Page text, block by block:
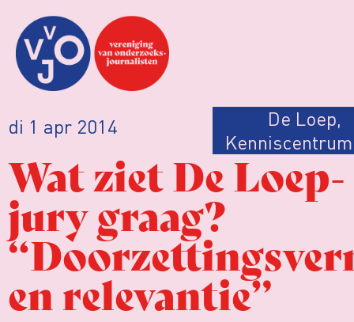
di 1 apr 2014 De Loep,
Kenniscentrum
Wat ziet De Loep-
jury graag?
en relevantie”